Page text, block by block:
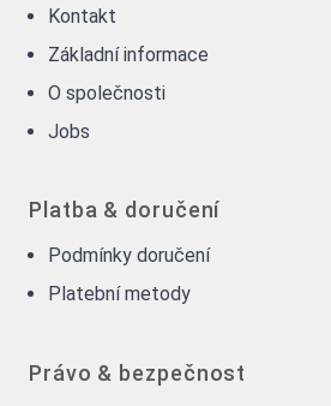
Kontakt
Základní informace
O společnosti
Jobs
Platba & doručení
Podmínky doručení
Platební metody
Právo & bezpečnost